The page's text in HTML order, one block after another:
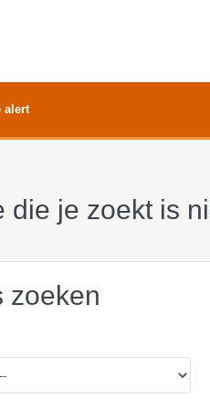
alert
die je zoekt is
zoeken